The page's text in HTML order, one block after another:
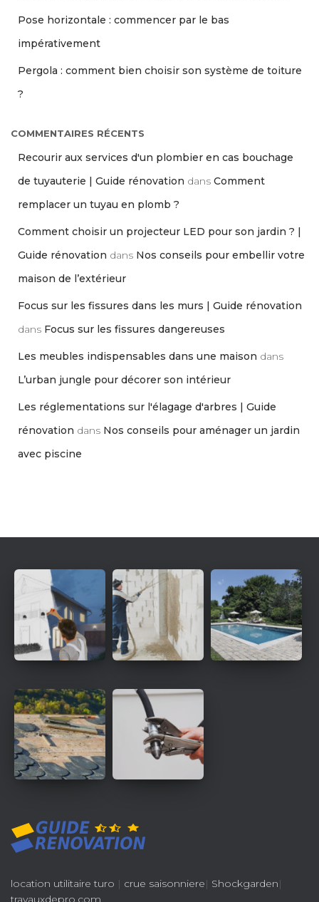
Pose horizontale : commencer par le bas
impérativement
Pergola : comment bien choisir son système de toiture
?
COMMENTAIRES RÉCENTS
Recourir aux services d'un plombier en cas bouchage
de tuyauterie | Guide rénovation dans Comment
remplacer un tuyau en plomb ?
Comment choisir un projecteur LED pour son jardin ? |
Guide rénovation dans Nos conseils pour embellir votre
maison de l’extérieur
Focus sur les fissures dans les murs | Guide rénovation
dans Focus sur les fissures dangereuses
Les meubles indispensables dans une maison dans
L’urban jungle pour décorer son intérieur
Les réglementations sur l'élagage d'arbres | Guide
rénovation dans Nos conseils pour aménager un jardin
avec piscine
location utilitaire turo | crue saisonniere| Shockgarden|